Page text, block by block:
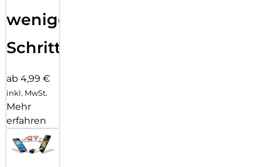
wenigen
Schritten
ab 4,99 €
inkl. MwSt.
Mehr
erfahren